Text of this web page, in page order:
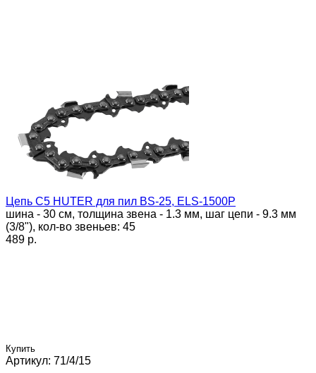
Цепь C5 HUTER для пил BS-25, ELS-1500P
шина - 30 см, толщина звена - 1.3 мм, шаг цепи - 9.3 мм
(3/8"), кол-во звеньев: 45
489 p.
Купить
Артикул: 71/4/15